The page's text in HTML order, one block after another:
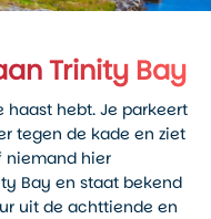
Trinity Bay
hebt. Je parkeert
tegen de kade en ziet
niemand hier
Bay en staat bekend
uit de achttiende en